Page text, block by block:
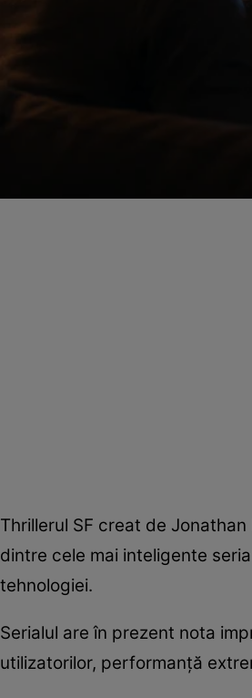
Thrillerul SF creat de
dintre cele mai inteligente
tehnologiei.
Serialul are în prezent nota
utilizatorilor, performanță